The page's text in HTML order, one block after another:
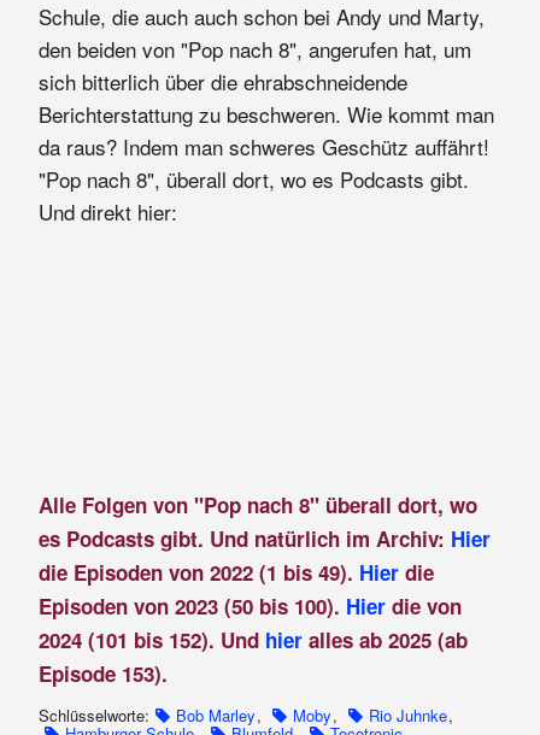
Schule, die auch auch schon bei Andy und Marty,
den beiden von "Pop nach 8", angerufen hat, um
sich bitterlich über die ehrabschneidende
Berichterstattung zu beschweren. Wie kommt man
da raus? Indem man schweres Geschütz auffährt!
"Pop nach 8", überall dort, wo es Podcasts gibt.
Und direkt hier:
Alle Folgen von "Pop nach 8" überall dort, wo
es Podcasts gibt. Und natürlich im Archiv: Hier
die Episoden von 2022 (1 bis 49). Hierdie
Episoden von 2023 (50 bis 100). Hier die von
2024 (101 bis 152). Und hier alles ab 2025 (ab
Episode 153).
Schlüsselworte: Bob Marley, Moby, Rio Juhnke,